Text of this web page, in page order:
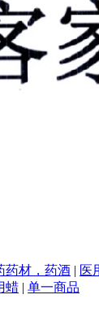
药材，药酒 | 医
蜡 | 单一商品